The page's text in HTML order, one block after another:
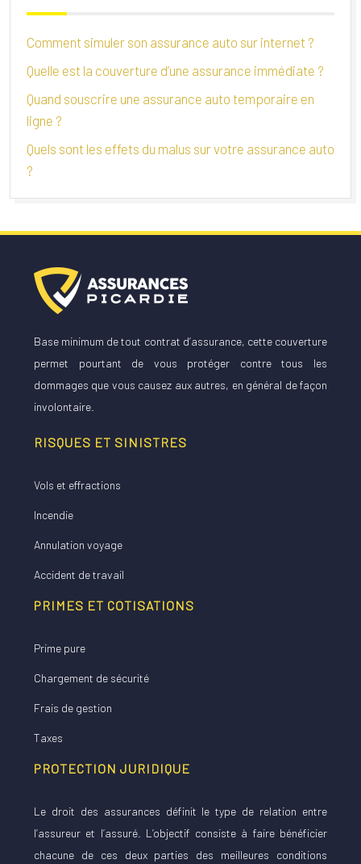
Comment simuler son assurance auto sur internet ?
Quelle est la couverture d’une assurance immédiate ?
Quand souscrire une assurance auto temporaire en
ligne ?
Quels sont les effets du malus sur votre assurance auto
?
Base minimum de tout contrat d’assurance, cette couverture
permet pourtant de vous protéger contre tous les
dommages que vous causez aux autres, en général de façon
involontaire.
RISQUES ET SINISTRES
Vols et effractions
Incendie
Annulation voyage
Accident de travail
PRIMES ET COTISATIONS
Prime pure
Chargement de sécurité
Frais de gestion
Taxes
PROTECTION JURIDIQUE
Le droit des assurances définit le type de relation entre
l’assureur et l’assuré. L’objectif consiste à faire bénéficier
chacune de ces deux parties des meilleures conditions